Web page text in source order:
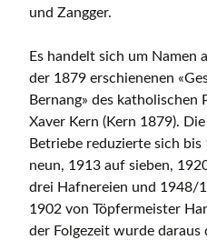
und Zangger.
Es handelt sich um Namen
der 1879 erschienenen
Bernang» des katholischen
Xaver Kern (Kern 1879).
Betriebe reduzierte sich
neun, 1913 auf sieben,
drei Hafnereien und 1948/
1902 von Töpfermeister
der Folgezeit wurde daraus